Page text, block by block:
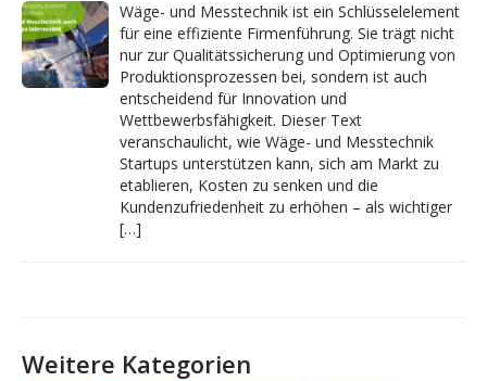
Wäge- und Messtechnik ist ein Schlüsselelement
für eine effiziente Firmenführung. Sie trägt nicht
nur zur Qualitätssicherung und Optimierung von
Produktionsprozessen bei, sondern ist auch
entscheidend für Innovation und
Wettbewerbsfähigkeit. Dieser Text
veranschaulicht, wie Wäge- und Messtechnik
Startups unterstützen kann, sich am Markt zu
etablieren, Kosten zu senken und die
Kundenzufriedenheit zu erhöhen – als wichtiger
[…]
Weitere Kategorien